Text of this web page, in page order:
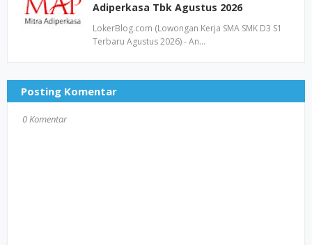
Adiperkasa Tbk Agustus 2026
LokerBlog.com (Lowongan Kerja SMA SMK D3 S1
Terbaru Agustus 2026) - An…
Posting Komentar
0 Komentar